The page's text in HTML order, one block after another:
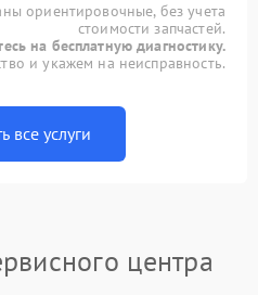
ориентировочные, без учета
стоимости запчастей.
на бесплатную диагностику.
и укажем на неисправность.
все услуги
центра